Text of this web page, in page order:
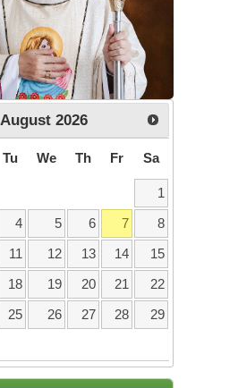
August 2026
Tu We Th Fr Sa
1
4 5 6 7
8
11 12 13 14
15
18 19 20 21
22
25 26 27 28
29